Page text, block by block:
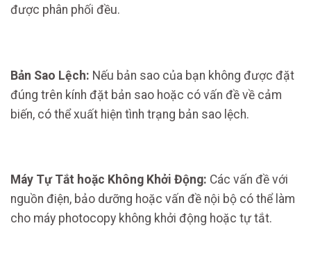
được phân phối đều.
Bản Sao Lệch: Nếu bản sao của bạn không được đặt
đúng trên kính đặt bản sao hoặc có vấn đề về cảm
biến, có thể xuất hiện tình trạng bản sao lệch.
Máy Tự Tắt hoặc Không Khởi Động: Các vấn đề với
nguồn điện, bảo dưỡng hoặc vấn đề nội bộ có thể làm
cho máy photocopy không khởi động hoặc tự tắt.